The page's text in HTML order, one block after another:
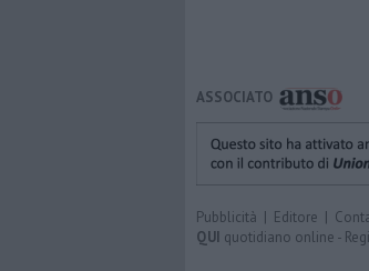
ASSOCIATO
Pubblicità | Editore |
QUI quotidiano online -